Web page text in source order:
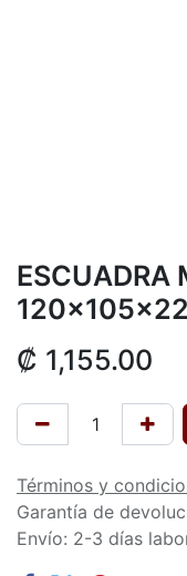
ESCUADRA
120x105x22
₡ 1,155.00
Términos y
Garantía de
Envío: 2-3 días